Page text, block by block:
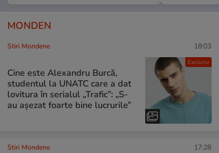
MONDEN
Exclusiv
Stiri Mondene 18:03
Cine este Alexandru Burcă,
studentul la UNATC care a dat
lovitura în serialul „Trafic”: „S-
au așezat foarte bine lucrurile”
Stiri Mondene 17:28